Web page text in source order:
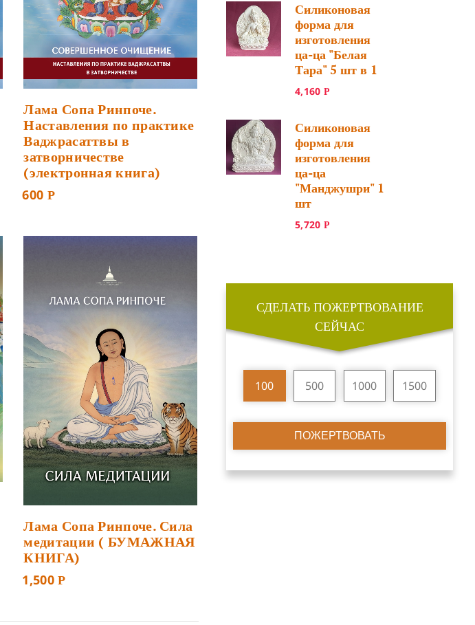
Лама Сопа Ринпоче.
Наставления по практике
Ваджрасаттвы в
затворничестве
(электронная книга)
600 Р
Лама Сопа Ринпоче. Сила
медитации ( БУМАЖНАЯ
КНИГА)
1,500Р
Силиконовая
форма для
изготовления
ца-ца "Белая
Тара" 5 шт в 1
4,160 Р
Силиконовая
форма для
изготовления
ца-ца
"Манджушри" 1
шт
5,720 Р
СДЕЛАТЬ ПОЖЕРТВОВАНИЕ
СЕЙЧАС
100 500 1000 1500
ПОЖЕРТВОВАТЬ